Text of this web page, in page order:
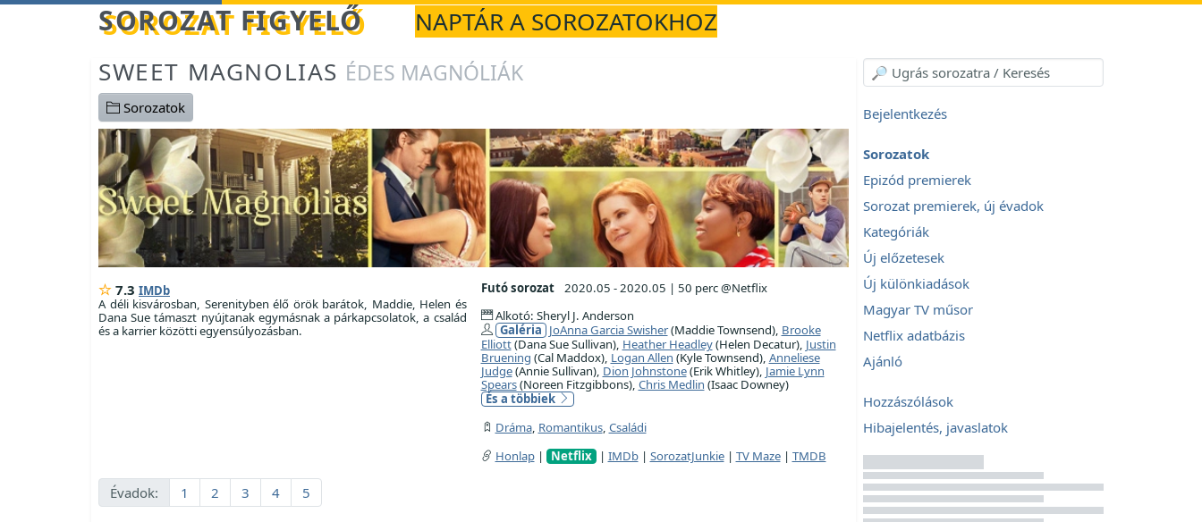
Betöltés... SOROZAT FIGYELŐ
NAPTÁR A SOROZATOKHOZ
SWEET MAGNOLIAS ÉDES MAGNÓLIÁK
Sorozatok
7.3 IMDb
A déli kisvárosban, Serenityben élő örök barátok, Maddie, Helen és
Dana Sue támaszt nyújtanak egymásnak a párkapcsolatok, a család
és a karrier közötti egyensúlyozásban.
Futó sorozat 2020.05 - 2020.05 | 50 perc @Netflix
Alkotó: Sheryl J. Anderson
Galéria JoAnna Garcia Swisher(Maddie Townsend), Brooke
Elliott(Dana Sue Sullivan), Heather Headley(Helen Decatur), Justin
Bruening (Cal Maddox), Logan Allen (Kyle Townsend), Anneliese
Judge(Annie Sullivan), Dion Johnstone(Erik Whitley), Jamie Lynn
Spears(Noreen Fitzgibbons), Chris Medlin (Isaac Downey)
És a többiek
Dráma, Romantikus, Családi
Honlap| Netflix | IMDb| SorozatJunkie| TV Maze| TMDB
Évadok: 1 2 3 4 5
Bejelentkezés
Sorozatok
Epizód premierek
Sorozat premierek, új évadok
Kategóriák
Új előzetesek
Új különkiadások
Magyar TV műsor
Netflix adatbázis
Ajánló
Hozzászólások
Hibajelentés, javaslatok